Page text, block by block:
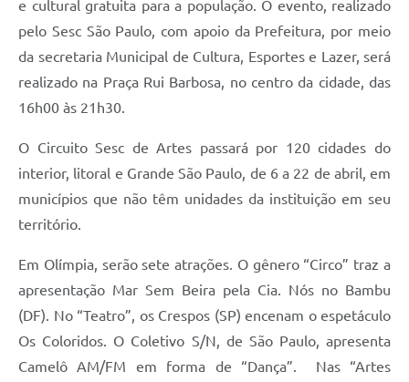
e cultural gratuita para a população. O evento, realizado
pelo Sesc São Paulo, com apoio da Prefeitura, por meio
da secretaria Municipal de Cultura, Esportes e Lazer, será
realizado na Praça Rui Barbosa, no centro da cidade, das
16h00 às 21h30.
O Circuito Sesc de Artes passará por 120 cidades do
interior, litoral e Grande São Paulo, de 6 a 22 de abril, em
municípios que não têm unidades da instituição em seu
território.
Em Olímpia, serão sete atrações. O gênero “Circo” traz a
apresentação Mar Sem Beira pela Cia. Nós no Bambu
(DF). No “Teatro”, os Crespos (SP) encenam o espetáculo
Os Coloridos. O Coletivo S/N, de São Paulo, apresenta
Camelô AM/FM em forma de “Dança”. Nas “Artes